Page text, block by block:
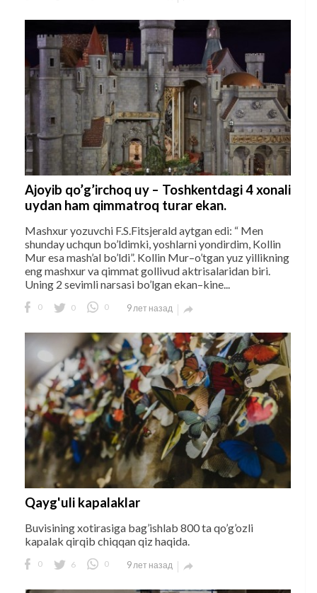
Ajoyib qo’g’irchoq uy – Toshkentdagi 4 xonali
uydan ham qimmatroq turar ekan.
Mashxur yozuvchi F.S.Fitsjerald aytgan edi: “ Men
shunday uchqun bo’ldimki, yoshlarni yondirdim, Kollin
Mur esa mash’al bo’ldi”. Kollin Mur–o’tgan yuz yillikning
eng mashxur va qimmat gollivud aktrisalaridan biri.
Uning 2 sevimli narsasi bo’lgan ekan–kine...
0 0 0 9 лет назад 
Qayg'uli kapalaklar
Buvisining xotirasiga bag’ishlab 800 ta qo’g’ozli
kapalak qirqib chiqqan qiz haqida.
0 6 0 9 лет назад 